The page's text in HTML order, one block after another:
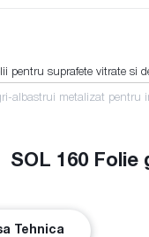
pentru suprafete vitrate si
albastrui metalizat pentru
SOL 160
Tehnica